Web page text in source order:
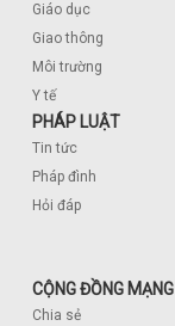
Giáo dục
Giao thông
Môi trường
Y tế
PHÁP LUẬT
Tin tức
Pháp đình
Hỏi đáp
CỘNG ĐỒNG MẠNG
Chia sẻ